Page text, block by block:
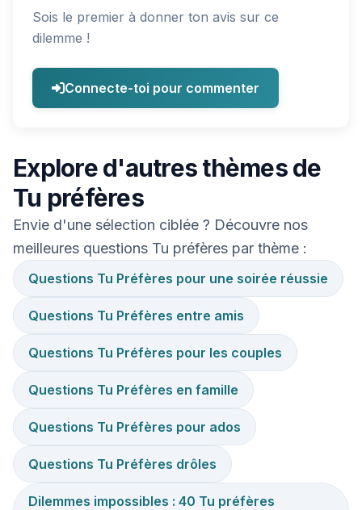
Sois le premier à donner ton avis sur ce
dilemme !
Connecte-toi pour commenter
Explore d'autres thèmes de
Tu préfères
Envie d'une sélection ciblée ? Découvre nos
meilleures questions Tu préfères par thème :
Questions Tu Préfères pour une soirée réussie
Questions Tu Préfères entre amis
Questions Tu Préfères pour les couples
Questions Tu Préfères en famille
Questions Tu Préfères pour ados
Questions Tu Préfères drôles
Dilemmes impossibles : 40 Tu préfères